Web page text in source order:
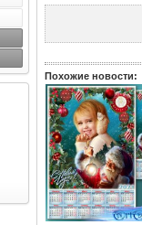
Похожие новости: